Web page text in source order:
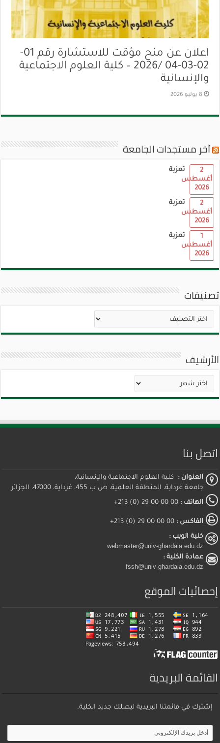
اعلان عن منح مؤقت للاستشارة رقم 01-
02-03-04 /2026 – كلية العلوم الاجتماعية
والإنسانية
8 يوليو 2026
آخر مستجدات الجامعة
تعزية
2
أغسطس
2026
تعزية
2
أغسطس
2026
تعزية
1
أغسطس
2026
تصنيفات
تصنيفات
الأرشيف
الأرشيف
اتصل بنا
العنوان : كلية العلوم الاجتماعية والإنسانية،
جامعة غرداية، المنطقة العلمية، ص ب 455، غرداية، 47000، الجزائر
الهاتف : 00 00 00 29 (0) 213+
الفاكس : 00 00 00 29 (0) 213+
خلية الويب :
webmaster@univ-ghardaia.edu.dz
عمادة الكلية :
fssh@univ-ghardaia.edu.dz
إحصائيات الموقع
القائمة البريدية
إشترك في قائمتنا البريدية ليصلك جديد الكلية.